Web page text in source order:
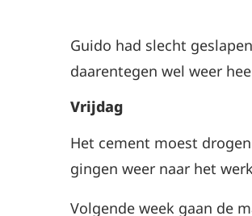
Guido had slecht
daarentegen wel weer
Vrijdag
Het cement moest
gingen weer naar het
Volgende week gaan de